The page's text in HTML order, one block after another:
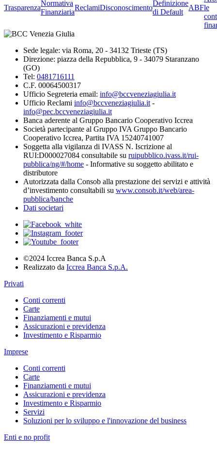
Trasparenza
Normativa
Finanziaria
ReclamiDisconoscimento
Definizione
di Default
ABFle
Sede legale: via Roma, 20 - 34132 Trieste (TS)
Direzione: piazza della Repubblica, 9 - 34079 Staranzano
(GO)
Tel: 0481716111
C.F. 00064500317
Ufficio Segreteria email: info@bccveneziagiulia.it
Ufficio Reclami info@bccveneziagiulia.it -
info@pec.bccveneziagiulia.it
Banca aderente al Gruppo Bancario Cooperativo Iccrea
Società partecipante al Gruppo IVA Gruppo Bancario
Cooperativo Iccrea, Partita IVA 15240741007
Soggetta alla vigilanza di IVASS N. Iscrizione al
RUI:D000027084 consultabile su ruipubblico.ivass.it/rui-
pubblica/ng/#/home - Informative su soggetto abilitato e
distributore
Autorizzata dalla Consob alla prestazione dei servizi e attività
d’investimento consultabili su www.consob.it/web/area-
pubblica/banche
Dati societari
©2024 Iccrea Banca S.p.A
Realizzato da Iccrea Banca S.p.A.
Privati
Conti correnti
Carte
Finanziamenti e mutui
Assicurazioni e previdenza
Investimento e Risparmio
Imprese
Conti correnti
Carte
Finanziamenti e mutui
Assicurazioni e previdenza
Investimento e Risparmio
Servizi
Soluzioni per lo sviluppo e l'innovazione del business
Enti e no profit